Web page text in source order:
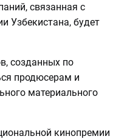
связанная с
Узбекистана, будет
созданных по
продюсерам и
материального
кинопремии